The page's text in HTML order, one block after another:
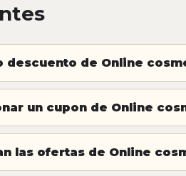
descuento de Online
un cupon de Online
las ofertas de Online